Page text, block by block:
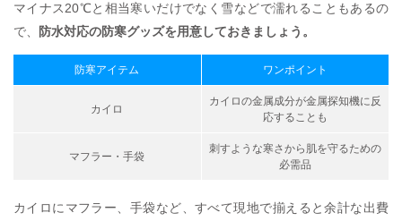
マイナス20℃と相当寒いだけでなく雪などで濡れることもあるの
で、
防水対応の防寒グッズを用意しておきましょう。
防寒アイテム ワンポイント
カイロ
カイロの金属成分が金属探知機に反
応することも
マフラー・手袋
刺すような寒さから肌を守るための
必需品
カイロにマフラー、手袋など、すべて現地で揃えると余計な出費